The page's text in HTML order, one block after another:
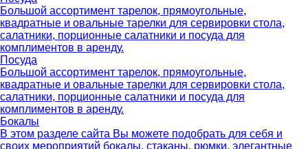
Большой ассортимент тарелок, прямоугольные,
квадратные и овальные тарелки для сервировки стола,
салатники, порционные салатники и посуда для
комплиментов в аренду.
Посуда
Большой ассортимент тарелок, прямоугольные,
квадратные и овальные тарелки для сервировки стола,
салатники, порционные салатники и посуда для
комплиментов в аренду.
Бокалы
В этом разделе сайта Вы можете подобрать для себя и
своих мероприятий бокалы, стаканы, рюмки, элегантные